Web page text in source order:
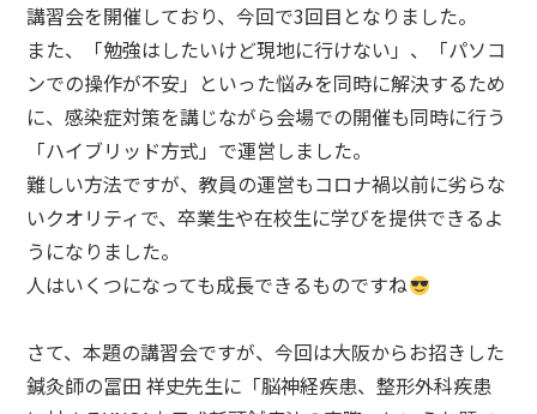
講習会を開催しており、今回で3回目となりました。
また、「勉強はしたいけど現地に行けない」、「パソコ
ンでの操作が不安」といった悩みを同時に解決するため
に、感染症対策を講じながら会場での開催も同時に行う
「ハイブリッド方式」で運営しました。
難しい方法ですが、教員の運営もコロナ禍以前に劣らな
いクオリティで、卒業生や在校生に学びを提供できるよ
うになりました。
人はいくつになっても成長できるものですね
さて、本題の講習会ですが、今回は大阪からお招きした
鍼灸師の冨田 祥史先生に「脳神経疾患、整形外科疾患